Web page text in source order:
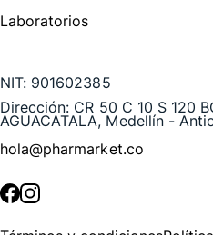
Laboratorios
NIT: 901602385
Dirección: CR 50 C 10 S 120
AGUACATALA, Medellín -
hola@pharmarket.co